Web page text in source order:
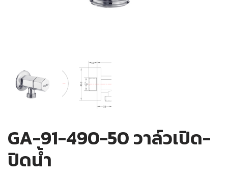
GA-91-490-50 วาล์วเปิด-
ปิดน้ำ